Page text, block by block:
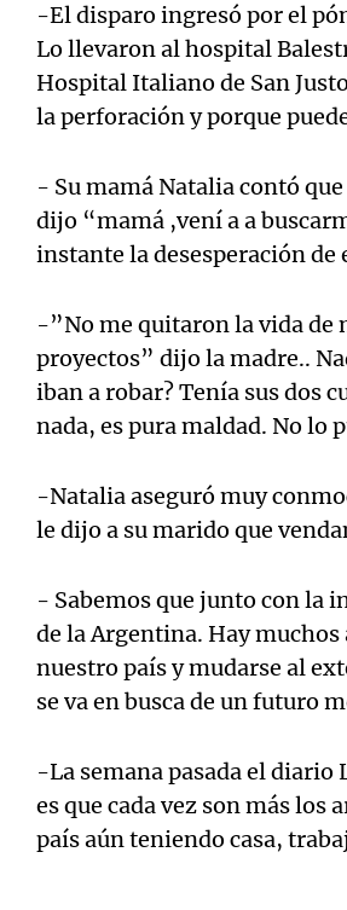
-El disparo ingresó por el
Lo llevaron al hospital
Hospital Italiano de San
la perforación y porque
- Su mamá Natalia contó
dijo “mamá ,vení a a
instante la desesperación de
-”No me quitaron la vida
proyectos” dijo la madre..
iban a robar? Tenía sus dos
nada, es pura maldad. No lo
-Natalia aseguró muy
le dijo a su marido que
- Sabemos que junto con la
de la Argentina. Hay
nuestro país y mudarse al
se va en busca de un futuro
-La semana pasada el diario
es que cada vez son más los
país aún teniendo casa,